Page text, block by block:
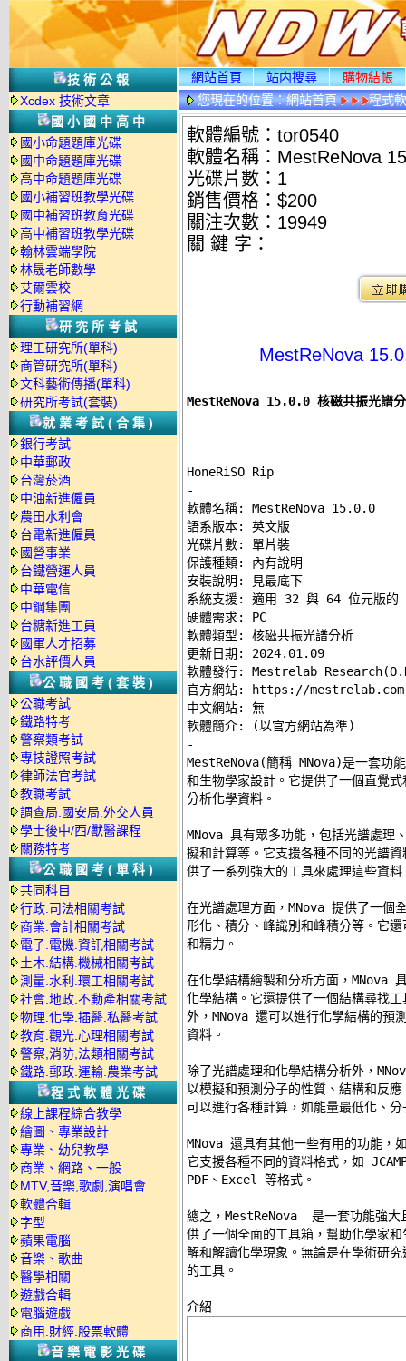
技術公報
Xcdex 技術文章
國小國中高中
國小命題題庫光碟
國中命題題庫光碟
高中命題題庫光碟
國小補習班教學光碟
國中補習班教育光碟
高中補習班教學光碟
翰林雲端學院
林晟老師數學
艾爾雲校
行動補習網
研究所考試
理工研究所(單科)
商管研究所(單科)
文科藝術傳播(單科)
研究所考試(套裝)
就業考試(合集)
銀行考試
中華郵政
台灣菸酒
中油新進僱員
農田水利會
台電新進僱員
國營事業
台鐵營運人員
中華電信
中鋼集團
台糖新進工員
國軍人才招募
台水評價人員
公職國考(套裝)
公職考試
鐵路特考
警察類考試
專技證照考試
律師法官考試
教職考試
調查局.國安局.外交人員
學士後中/西/獸醫課程
關務特考
公職國考(單科)
共同科目
行政.司法相關考試
商業.會計相關考試
電子.電機.資訊相關考試
土木.結構.機械相關考試
測量.水利.環工相關考試
社會.地政.不動產相關考試
物理.化學.插醫.私醫考試
教育.觀光.心理相關考試
警察,消防,法類相關考試
鐵路.郵政.運輸.農業考試
程式軟體光碟
線上課程綜合教學
繪圖、專業設計
專業、幼兒教學
商業、網路、一般
MTV,音樂,歌劇,演唱會
軟體合輯
字型
蘋果電腦
音樂、歌曲
醫學相關
遊戲合輯
電腦遊戲
商用.財經.股票軟體
音樂電影光碟
網站首頁 站内搜尋
購物結帳
您現在的位置：網站首頁 程式
軟體編號：tor0540
軟體名稱：MestReNova
光碟片數：1
銷售價格：$200
關注次數： 19949
關 鍵 字：
MestReNova
MestReNova 15.0.0 核磁共振光譜
-
-
軟體名稱: MestReNova 15.0.0
語系版本: 英文版
光碟片數: 單片裝
保護種類: 內有說明
安裝說明:
見最底下
系統支援: 適用 32 與 64 位元版
硬體需求: PC
軟體類型: 核磁共振光譜分析
更新日期: 2024.01.09
軟體發行: Mestrelab
官方網站:
https://mestrelab.com
中文網站: 無
-
MestReNova(簡稱 MNova)是一套功
和生物學家設計。它提供了一個直覺
分析化學資料。
MNova 具有眾多功能，包括光譜處理
擬和計算等。它支援各種不同的光譜
供了一系列強大的工具來處理這些資
在光譜處理方面，MNova 提供了一個
形化、積分、峰識別和峰積分等。它
和精力。
在化學結構繪製和分析方面，MNova
化學結構。它還提供了一個結構尋找
外，MNova 還可以進行化學結構的預
資料。
除了光譜處理和化學結構分析外，
以模擬和預測分子的性質、結構和反
可以進行各種計算，如能量最低化、
MNova 還具有其他一些有用的功能，
它支援各種不同的資料格式，如
PDF、Excel 等格式。
總之，MestReNova  是一套功能強
供了一個全面的工具箱，幫助化學家
解和解讀化學現象。無論是在學術研
的工具。